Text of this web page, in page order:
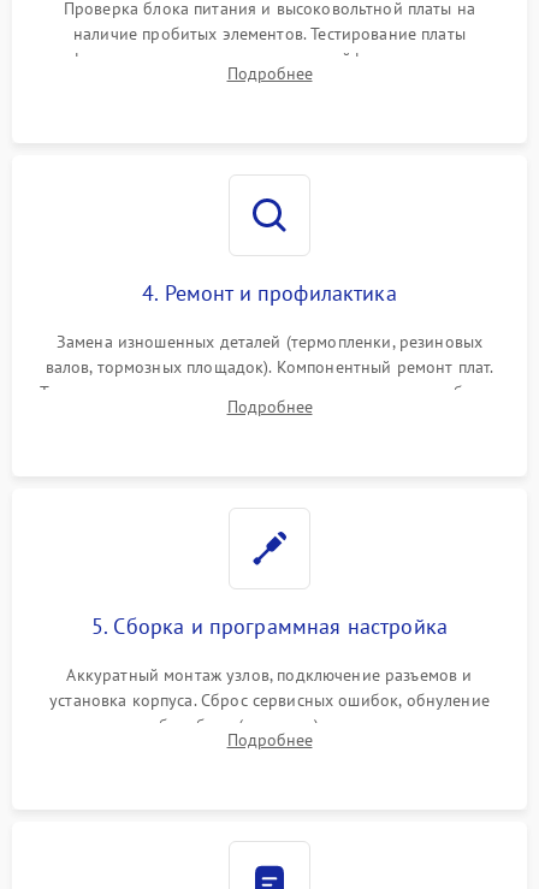
Проверка блока питания и высоковольтной платы на
наличие пробитых элементов. Тестирование платы
форматирования, целостности шлейфов, контактов
картриджа и оптопар (датчиков прохождения и наличия
Подробнее
4. Ремонт и профилактика
Замена изношенных деталей (термопленки, резиновых
валов, тормозных площадок). Компонентный ремонт плат.
Тщательная очистка тракта печати, контактов и линз блока
лазера (LSU) от просыпанного тонера и пыли.
Подробнее
5. Сборка и программная настройка
Аккуратный монтаж узлов, подключение разъемов и
установка корпуса. Сброс сервисных ошибок, обнуление
счетчиков абсорбера (памперса) или узла переноса,
обновление прошивки и программная калибровка аппарата.
Подробнее